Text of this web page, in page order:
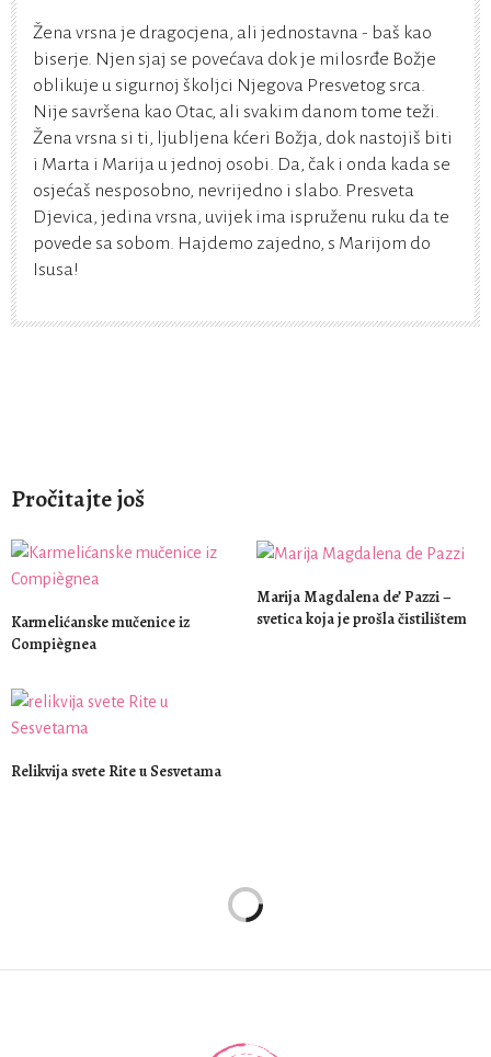
Žena vrsna je dragocjena, ali jednostavna - baš kao
biserje. Njen sjaj se povećava dok je milosrđe Božje
oblikuje u sigurnoj školjci Njegova Presvetog srca.
Nije savršena kao Otac, ali svakim danom tome teži.
Žena vrsna si ti, ljubljena kćeri Božja, dok nastojiš biti
i Marta i Marija u jednoj osobi. Da, čak i onda kada se
osjećaš nesposobno, nevrijedno i slabo. Presveta
Djevica, jedina vrsna, uvijek ima ispruženu ruku da te
povede sa sobom. Hajdemo zajedno, s Marijom do
Isusa!
Pročitajte još
Karmelićanske mučenice iz
Compiègnea
Marija Magdalena de’ Pazzi –
svetica koja je prošla čistilištem
Relikvija svete Rite u Sesvetama